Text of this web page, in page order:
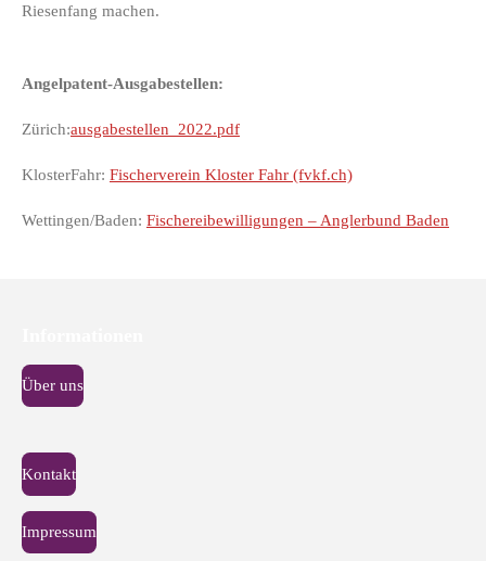
Riesenfang machen.
Angelpatent-Ausgabestellen:
Zürich:ausgabestellen_2022.pdf
KlosterFahr: Fischerverein Kloster Fahr (fvkf.ch)
Wettingen/Baden: Fischereibewilligungen – Anglerbund Baden
Über uns
Kontakt
Impressum